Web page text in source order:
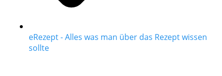
eRezept - Alles was man über das Rezept wissen
sollte